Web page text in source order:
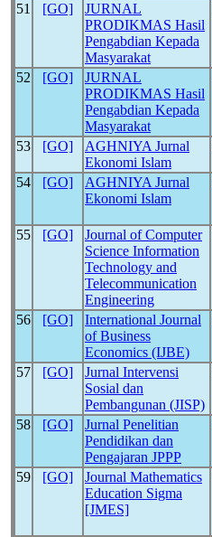
51
[GO]
JURNAL
PRODIKMAS Hasil
Pengabdian Kepada
Masyarakat
52 [GO]
JURNAL
PRODIKMAS Hasil
Pengabdian Kepada
Masyarakat
53 [GO]
AGHNIYA Jurnal
Ekonomi Islam
54
[GO]
AGHNIYA Jurnal
Ekonomi Islam
55
[GO]
Journal of Computer
Science Information
Technology and
Telecommunication
Engineering
56 [GO]
International Journal
of Business
Economics (IJBE)
57 [GO]
Jurnal Intervensi
Sosial dan
Pembangunan (JISP)
58
[GO]
Jurnal Penelitian
Pendidikan dan
Pengajaran JPPP
59 [GO]
Journal Mathematics
Education Sigma
[JMES]